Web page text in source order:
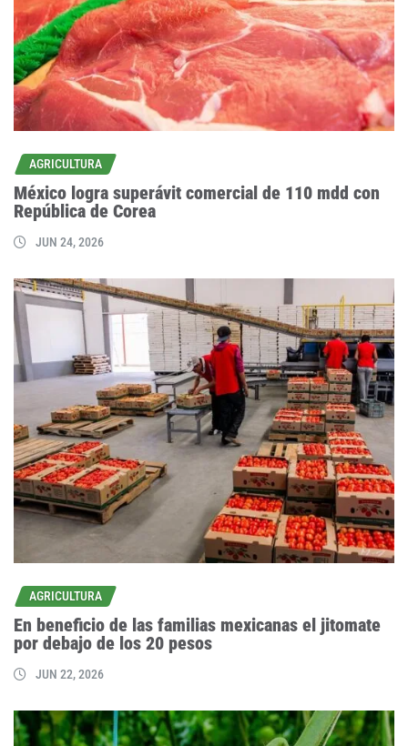
AGRICULTURA
México logra superávit comercial de 110 mdd con
República de Corea
JUN 24, 2026
AGRICULTURA
En beneficio de las familias mexicanas el jitomate
por debajo de los 20 pesos
JUN 22, 2026